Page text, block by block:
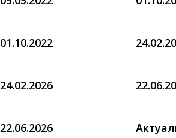
01.10.2022
24.02.2026
22.06.2026